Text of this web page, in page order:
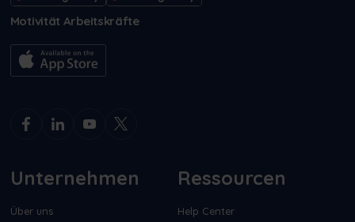
Motivität Arbeitskräfte
Unternehmen
Über uns
Ressourcen
Help Center